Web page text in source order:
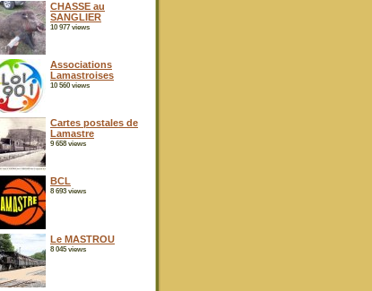
CHASSE au
SANGLIER
10 977 views
Associations
Lamastroises
10 560 views
Cartes postales de
Lamastre
9 658 views
BCL
8 693 views
Le MASTROU
8 045 views